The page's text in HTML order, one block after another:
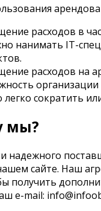
расходов в
нанимать IT-
расходов на
организации
сократить
мы?
надежного
сайте. Наш
получить
e-mail: